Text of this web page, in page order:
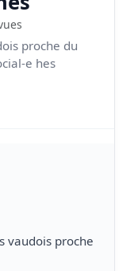
proche du
e hes
vaudois proche